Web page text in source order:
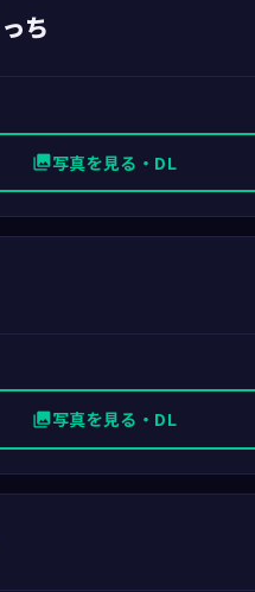
ち
photo_library写真を見る・DL
photo_library写真を見る・DL